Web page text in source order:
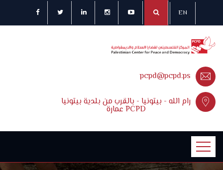
EN
pcpd@pcpd.ps
رام الله - بيتونيا - بالقرب من بلدية بيتونيا
عمارة PCPD